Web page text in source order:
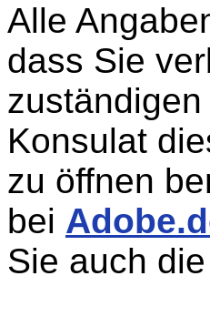
Alle
dass Sie
Konsulat
zu öffnen
bei
Sie auch die